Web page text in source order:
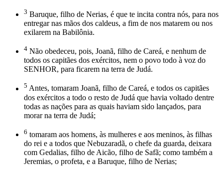
3 Baruque, filho de Nerias, é que te incita contra nós, para nos
entregar nas mãos dos caldeus, a fim de nos matarem ou nos
exilarem na Babilônia.
4 Não obedeceu, pois, Joanã, filho de Careá, e nenhum de
todos os capitães dos exércitos, nem o povo todo à voz do
SENHOR, para ficarem na terra de Judá.
5 Antes, tomaram Joanã, filho de Careá, e todos os capitães
dos exércitos a todo o resto de Judá que havia voltado dentre
todas as nações para as quais haviam sido lançados, para
morar na terra de Judá;
6 tomaram aos homens, às mulheres e aos meninos, às filhas
do rei e a todos que Nebuzaradã, o chefe da guarda, deixara
com Gedalias, filho de Aicão, filho de Safã; como também a
Jeremias, o profeta, e a Baruque, filho de Nerias;